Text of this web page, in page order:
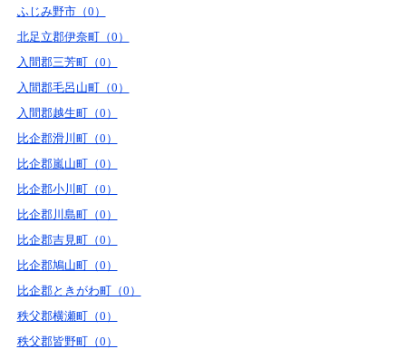
ふじみ野市（0）
北足立郡伊奈町（0）
入間郡三芳町（0）
入間郡毛呂山町（0）
入間郡越生町（0）
比企郡滑川町（0）
比企郡嵐山町（0）
比企郡小川町（0）
比企郡川島町（0）
比企郡吉見町（0）
比企郡鳩山町（0）
比企郡ときがわ町（0）
秩父郡横瀬町（0）
秩父郡皆野町（0）